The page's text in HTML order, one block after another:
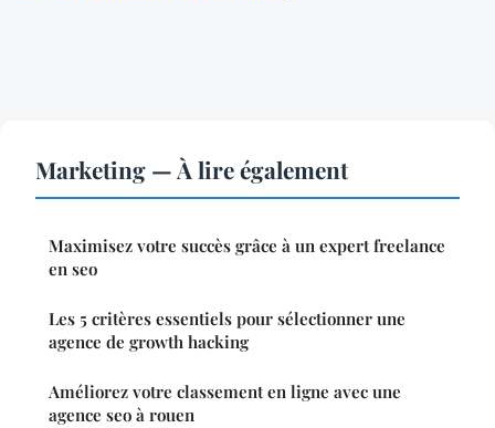
Marketing — À lire également
Maximisez votre succès grâce à un expert freelance
en seo
Les 5 critères essentiels pour sélectionner une
agence de growth hacking
Améliorez votre classement en ligne avec une
agence seo à rouen